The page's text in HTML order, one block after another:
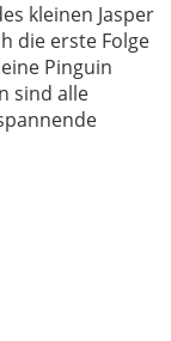
kleinen Jasper
die erste Folge
Pinguin
sind alle